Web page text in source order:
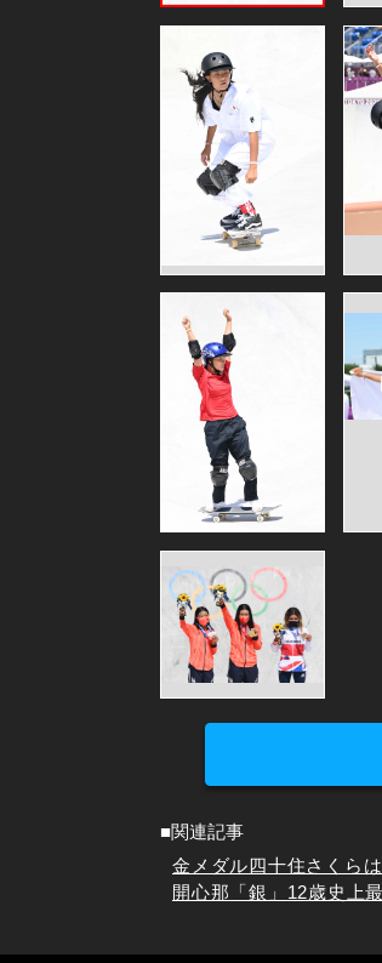
■関連記事
金メダル四十住さくら
開心那「銀」12歳史上